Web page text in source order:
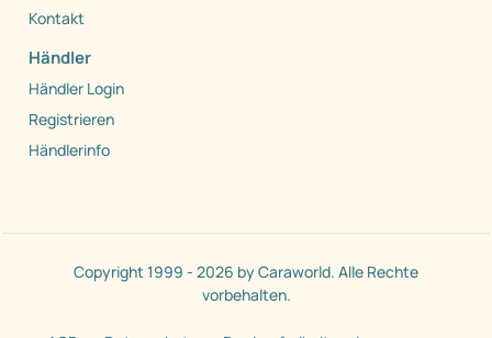
Kontakt
Händler
Händler Login
Registrieren
Händlerinfo
Copyright 1999 - 2026 by Caraworld. Alle Rechte
vorbehalten.